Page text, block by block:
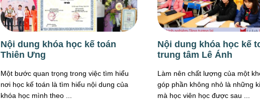
Nội dung khóa học kế toán
Thiên Ưng
Một bước quan trọng trong việc tìm hiểu
nơi học kế toán là tìm hiểu nội dung của
khóa học mình theo ...
Nội dung khóa học kế
trung tâm Lê Ánh
Làm nên chất lượng của một
góp phần không nhỏ là những
mà học viên học được sau ...